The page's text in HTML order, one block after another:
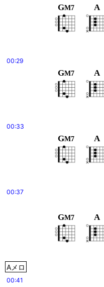
GM7 A
00:29
GM7 A
00:33
GM7 A
00:37
GM7 A
Aメロ
00:41